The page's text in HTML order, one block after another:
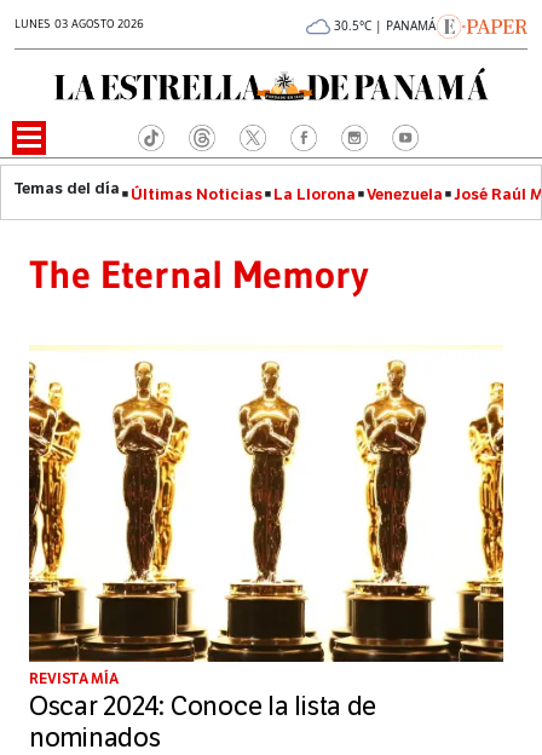
LUNES 03 AGOSTO 2026 30.5°C | PANAMÁ
Últimas Noticias La Llorona Venezuela José Raúl
The Eternal Memory
REVISTA MÍA
Oscar 2024: Conoce la lista de
nominados